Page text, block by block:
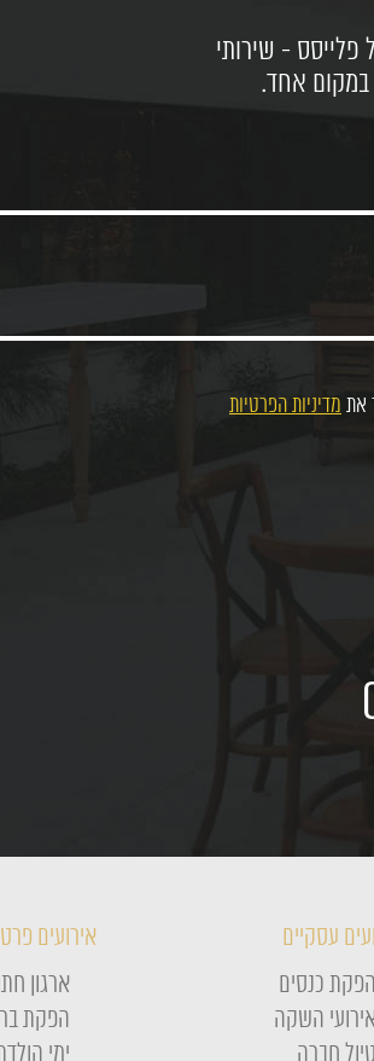
- שירותי
במקום אחד.
את מדיניות הפרטיות
עסקיים
הפקת כנסים
השקה
טיול חברה
אירועים
ארגון
הפקת
ימי